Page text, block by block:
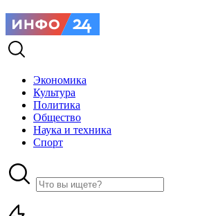
Экономика
Культура
Политика
Общество
Наука и техника
Спорт